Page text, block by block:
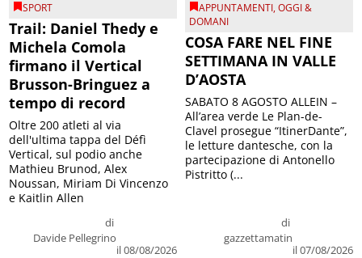
SPORT
Trail: Daniel Thedy e
Michela Comola
firmano il Vertical
Brusson-Bringuez a
tempo di record
di
Davide Pellegrino
il 08/08/2026
Oltre 200 atleti al via
dell'ultima tappa del Défì
Vertical, sul podio anche
Mathieu Brunod, Alex
Noussan, Miriam Di Vincenzo
e Kaitlin Allen
APPUNTAMENTI,OGGI &
DOMANI
COSA FARE NEL FINE
SETTIMANA IN VALLE
D’AOSTA
di
gazzettamatin
il 07/08/2026
SABATO 8 AGOSTO ALLEIN –
All’area verde Le Plan-de-
Clavel prosegue “ItinerDante”,
le letture dantesche, con la
partecipazione di Antonello
Pistritto (...